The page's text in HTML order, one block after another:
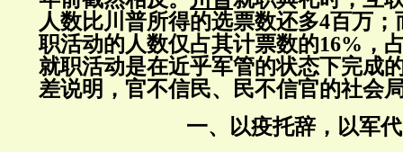
人数比川普所得的选票数还多4百万
职活动的人数仅占其计票数的16%，
就职活动是在近乎军管的状态下完成
差说明，官不信民、民不信官的社会
一、以疫托辞，以军